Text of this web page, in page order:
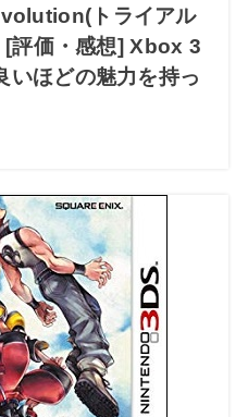
トライアル
[評価・感想] Xbox 3
いほどの魅力を持っ